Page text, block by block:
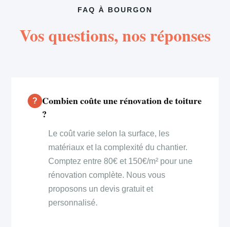
FAQ À BOURGON
Vos questions, nos réponses
Combien coûte une rénovation de toiture
?
Le coût varie selon la surface, les
matériaux et la complexité du chantier.
Comptez entre 80€ et 150€/m² pour une
rénovation complète. Nous vous
proposons un devis gratuit et
personnalisé.